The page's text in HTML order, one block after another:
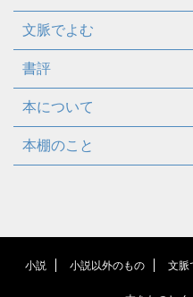
文脈でよむ
書評
本について
本棚のこと
小説 小説以外のもの 文脈